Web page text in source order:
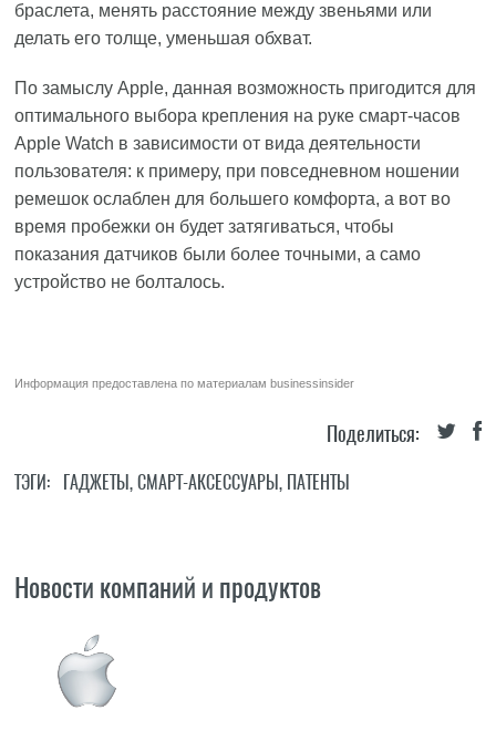
браслета, менять расстояние между звеньями или
делать его толще, уменьшая обхват.
По замыслу Apple, данная возможность пригодится для
оптимального выбора крепления на руке смарт-часов
Apple Watch в зависимости от вида деятельности
пользователя: к примеру, при повседневном ношении
ремешок ослаблен для большего комфорта, а вот во
время пробежки он будет затягиваться, чтобы
показания датчиков были более точными, а само
устройство не болталось.
Информация предоставлена по материаламbusinessinsider
Поделиться:
ТЭГИ: ГАДЖЕТЫ,СМАРТ-АКСЕССУАРЫ, ПАТЕНТЫ
Новости компаний и продуктов